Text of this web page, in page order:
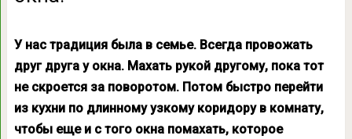
У нас традиция была в семье. Всегда провожать
друг друга у окна. Махать рукой другому, пока тот
не скроется за поворотом. Потом быстро перейти
из кухни по длинному узкому коридору в комнату,
чтобы еще и с того окна помахать, которое